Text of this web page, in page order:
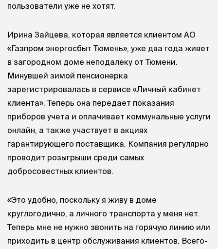
пользователи уже не хотят.
Ирина Зайцева, которая является клиентом АО
«Газпром энергосбыт Тюмень», уже два года живет
в загородном доме неподалеку от Тюмени.
Минувшей зимой пенсионерка
зарегистрировалась в сервисе «Личный кабинет
клиента». Теперь она передает показания
приборов учета и оплачивает коммунальные услуги
онлайн, а также участвует в акциях
гарантирующего поставщика. Компания регулярно
проводит розыгрыши среди самых
добросовестных клиентов.
«Это удобно, поскольку я живу в доме
круглогодично, а личного транспорта у меня нет.
Теперь мне не нужно звонить на горячую линию или
приходить в центр обслуживания клиентов. Всего-